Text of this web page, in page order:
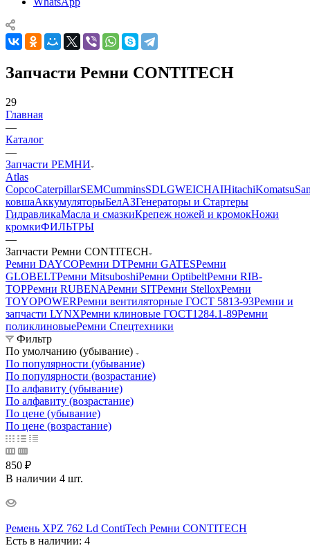
Запчасти Ремни CONTITECH
29
Главная
—
Каталог
—
Запчасти РЕМНИ
Atlas
CopcoCaterpillarSEMCumminsSDLGWEICHAIHitachiKomatsu
ковшаАккумуляторыБелАЗГенераторы и Стартеры
ГидравликаМасла и смазкиКрепеж ножей и кромокНожи
кромкиФИЛЬТРЫ
—
Запчасти Ремни CONTITECH
Ремни DAYCOРемни DTРемни GATESРемни
GLOBELTРемни MitsuboshiРемни OptibeltРемни RIB-
TOPРемни RUBENAРемни SITРемни StelloxРемни
TOYOPOWERРемни вентиляторные ГОСТ 5813-93Ремни и
запчасти LYNXРемни клиновые ГОСТ1284.1-89Ремни
поликлиновыеРемни Спецтехники
Фильтр
По умолчанию (убывание)
По популярности (убывание)
По популярности (возрастание)
По алфавиту (убывание)
По алфавиту (возрастание)
По цене (убывание)
По цене (возрастание)
850 ₽
В наличии 4 шт.
Ремень XPZ 762 Ld ContiTech Ремни CONTITECH
Есть в наличии: 4